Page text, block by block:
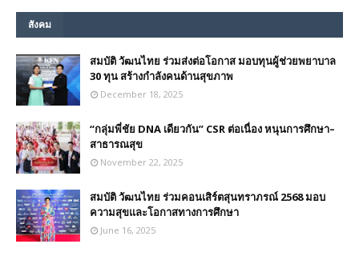
สังคม
สมบัติ วัฒนไทย ร่วมส่งต่อโอกาส มอบทุนผู้ช่วยพยาบาล
30 ทุน สร้างกำลังคนด้านสุขภาพ
December 18, 2025
“กลุ่มพี่ชัย DNA เดียวกัน” CSR ต่อเนื่อง หนุนการศึกษา–
สาธารณสุข
November 22, 2025
สมบัติ วัฒนไทย ร่วมคอนเสิร์ตสุนทราภรณ์ 2568 มอบ
ความสุขและโอกาสทางการศึกษา
June 16, 2025